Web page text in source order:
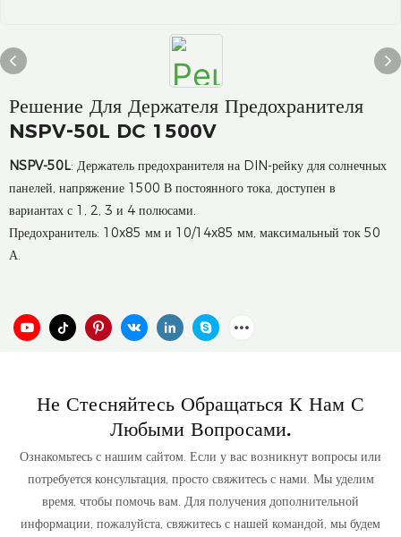
Решение Для Держателя Предохранителя
NSPV-50L DC 1500V
NSPV-50L: Держатель предохранителя на DIN-рейку для солнечных
панелей, напряжение 1500 В постоянного тока, доступен в
вариантах с 1, 2, 3 и 4 полюсами.
Предохранитель: 10x85 мм и 10/14x85 мм, максимальный ток 50
А.
Не Стесняйтесь Обращаться К Нам С
Любыми Вопросами.
Ознакомьтесь с нашим сайтом. Если у вас возникнут вопросы или
потребуется консультация, просто свяжитесь с нами. Мы уделим
время, чтобы помочь вам. Для получения дополнительной
информации, пожалуйста, свяжитесь с нашей командой, мы будем